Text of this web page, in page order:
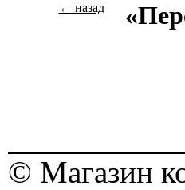
← назад
© Магазин